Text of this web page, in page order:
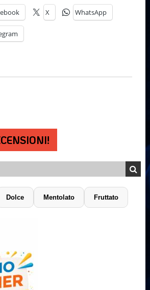
X WhatsApp
Dolce Mentolato Fruttato